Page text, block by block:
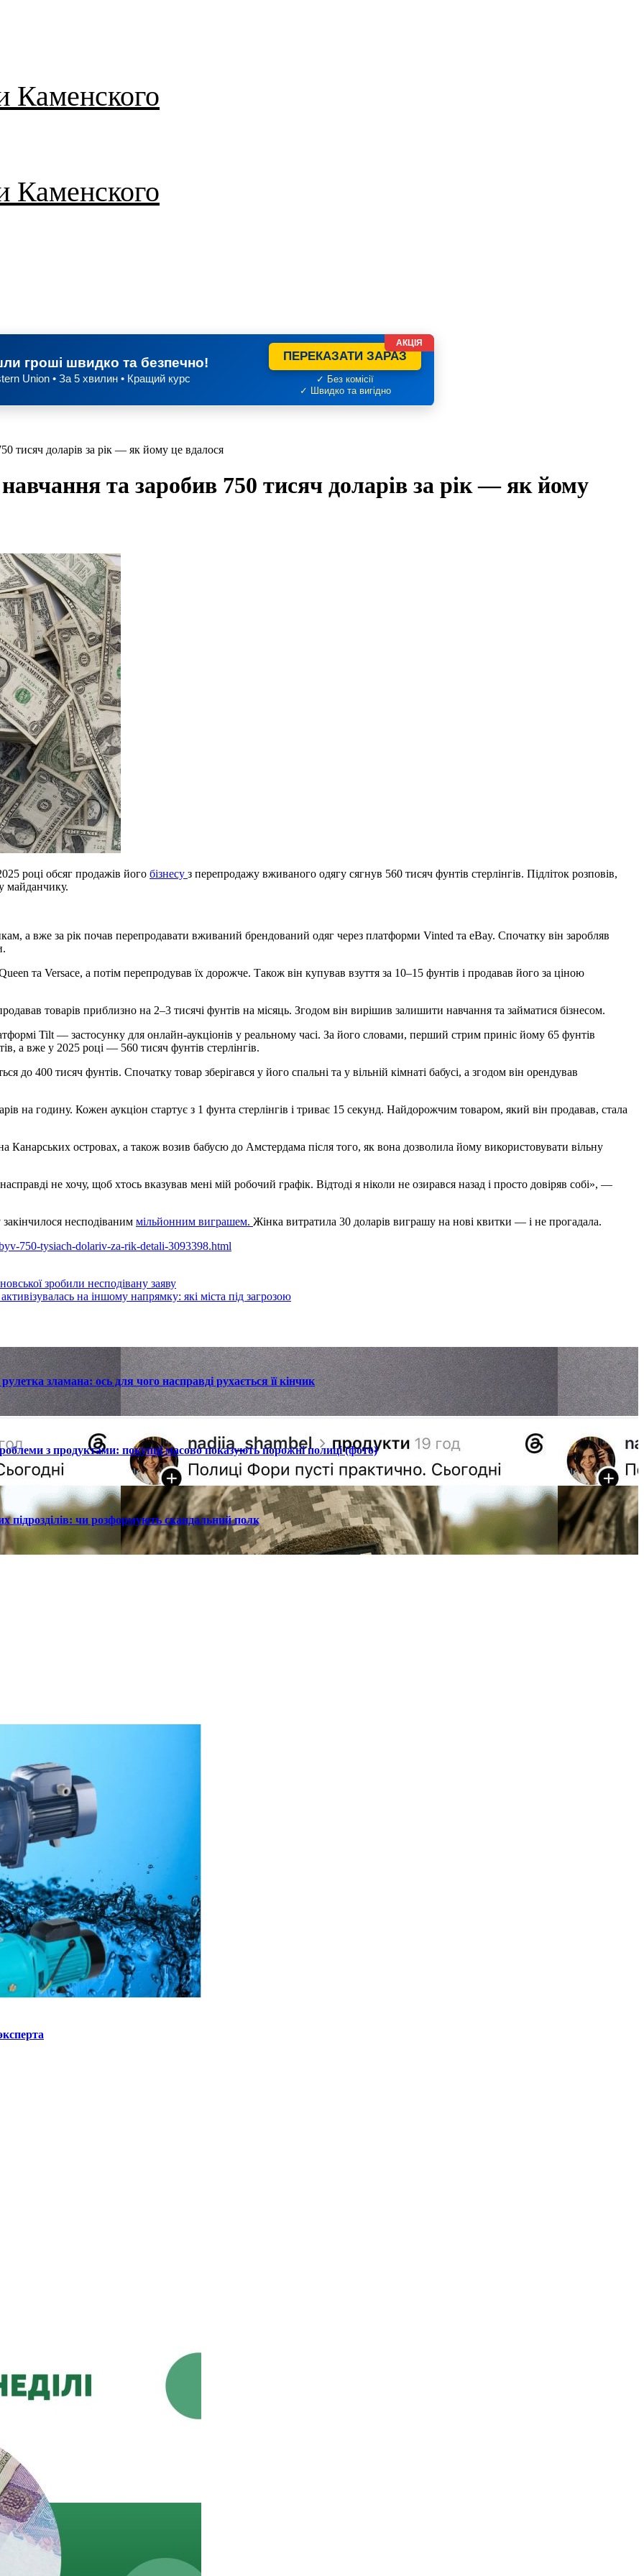
Каменского
Каменского
гроші швидко та безпечно!
Union • За 5 хвилин • Кращий курс
ПЕРЕКАЗАТИ ЗАРАЗ
✓ Без комісії
✓ Швидко та вигідно
АКЦІЯ
тисяч доларів за рік — як йому це вдалося
та заробив 750 тисяч доларів за рік — як йому
році обсяг продажів його бізнесу з перепродажу вживаного одягу сягнув 560 тисяч фунтів стерлінгів. Підліток розповів,
майданчику.
а вже за рік почав перепродавати вживаний брендований одяг через платформи Vinted та eBay. Спочатку він заробляв
та Versace, а потім перепродував їх дорожче. Також він купував взуття за 10–15 фунтів і продавав його за ціною
товарів приблизно на 2–3 тисячі фунтів на місяць. Згодом він вирішив залишити навчання та займатися бізнесом.
Tilt — застосунку для онлайн-аукціонів у реальному часі. За його словами, перший стрим приніс йому 65 фунтів
а вже у 2025 році — 560 тисяч фунтів стерлінгів.
400 тисяч фунтів. Спочатку товар зберігався у його спальні та у вільній кімнаті бабусі, а згодом він орендував
на годину. Кожен аукціон стартує з 1 фунта стерлінгів і триває 15 секунд. Найдорожчим товаром, який він продавав, стала
Канарських островах, а також возив бабусю до Амстердама після того, як вона дозволила йому використовувати вільну
не хочу, щоб хтось вказував мені мій робочий графік. Відтоді я ніколи не озирався назад і просто довіряв собі», —
несподіваним мільйонним виграшем. Жінка витратила 30 доларів виграшу на нові квитки — і не прогадала.
750-tysiach-dolariv-za-rik-detali-3093398.html
зробили несподівану заяву
на іншому напрямку: які міста під загрозою
зламана: ось для чого насправді рухається її кінчик
з продуктами: покупці масово показують порожні полиці (фото)
чи розформують скандальний полк